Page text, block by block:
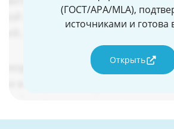
(ГОСТ/APA/MLA),
источниками и готова
Открыть